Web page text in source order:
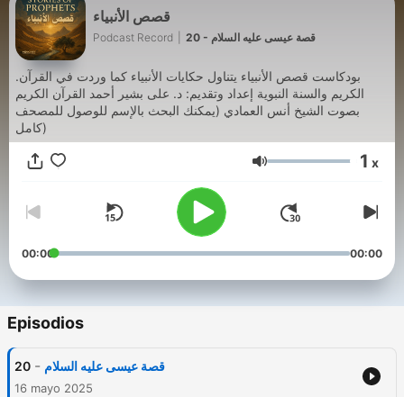
قصص الأنبياء
Podcast Record 20 - قصة عيسى عليه السلام
.بودكاست قصص الأنبياء يتناول حكايات الأنبياء كما وردت في القرآن
الكريم والسنة النبوية إعداد وتقديم: د. على بشير أحمد القرآن الكريم
بصوت الشيخ أنس العمادي (يمكنك البحث بالإسم للوصول للمصحف
كامل)
Volumen 1 x
00:00 00:00
Episodios
20 - قصة عيسى عليه السلام
16 mayo 2025